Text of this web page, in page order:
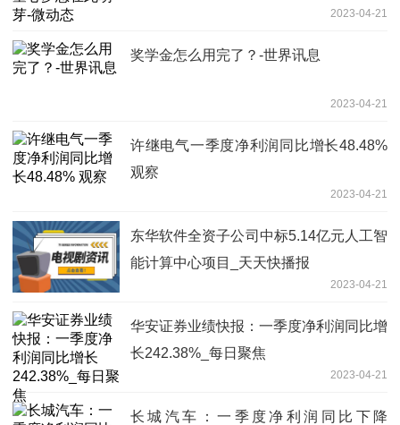
2023-04-21
奖学金怎么用完了？-世界讯息
2023-04-21
许继电气一季度净利润同比增长48.48%
观察
2023-04-21
东华软件全资子公司中标5.14亿元人工智
能计算中心项目_天天快播报
2023-04-21
华安证券业绩快报：一季度净利润同比增
长242.38%_每日聚焦
2023-04-21
长城汽车：一季度净利润同比下降